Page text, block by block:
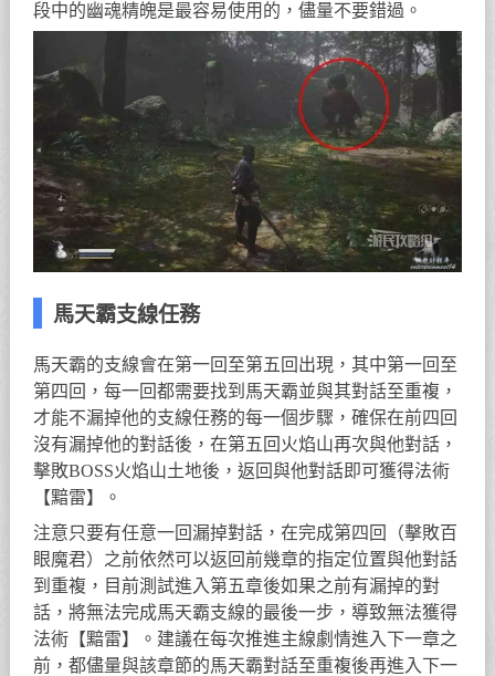
段中的幽魂精魄是最容易使用的，儘量不要錯過。
馬天霸支線任務
馬天霸的支線會在第一回至第五回出現，其中第一回至
第四回，每一回都需要找到馬天霸並與其對話至重複，
才能不漏掉他的支線任務的每一個步驟，確保在前四回
沒有漏掉他的對話後，在第五回火焰山再次與他對話，
擊敗BOSS火焰山土地後，返回與他對話即可獲得法術
【黯雷】。
注意只要有任意一回漏掉對話，在完成第四回（擊敗百
眼魔君）之前依然可以返回前幾章的指定位置與他對話
到重複，目前測試進入第五章後如果之前有漏掉的對
話，將無法完成馬天霸支線的最後一步，導致無法獲得
法術【黯雷】。建議在每次推進主線劇情進入下一章之
前，都儘量與該章節的馬天霸對話至重複後再進入下一